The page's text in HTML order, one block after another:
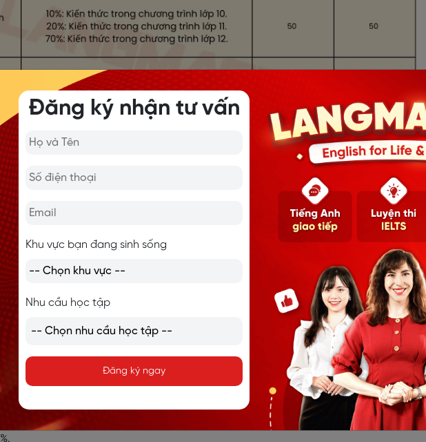
Ma trận đề thi đánh giá năng lực 2023 của Đại học Quốc gia Hà Nội
chi tiết
có 50 câu hỏi nhưng trong đó có thể có thêm 1-4 câu hỏi không tính điểm ở
hỏi thử nghiệm (không tính điểm) sẽ được xen lẫn ngẫu nhiên. Bài thi có câu
cộng thêm 2-4 phút trong thời gian làm bài.
đề thi được chia thành 3 cấp độ từ dễ, trung bình đến khó:
Đăng ký nhận tư vấn
Khu vực bạn đang sinh sống
Nhu cầu học tập
Đăng ký ngay